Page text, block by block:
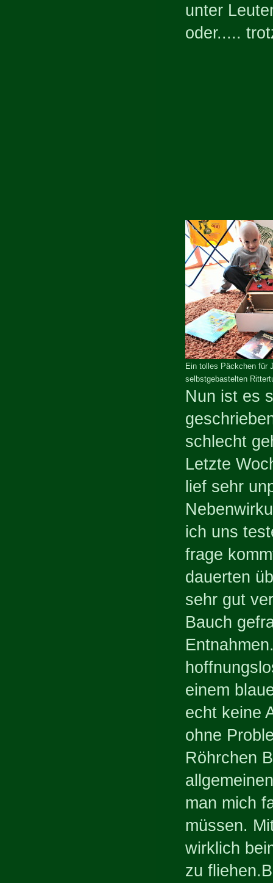
unter
oder.....
Ein tolles Päckchen für
selbstgebastelten
Nun ist es
schlecht
Letzte
lief sehr
ich uns
frage
dauerten
sehr gut
Bauch
einem
echt keine
ohne
Röhrchen
man mich
müssen.
wirklich
zu